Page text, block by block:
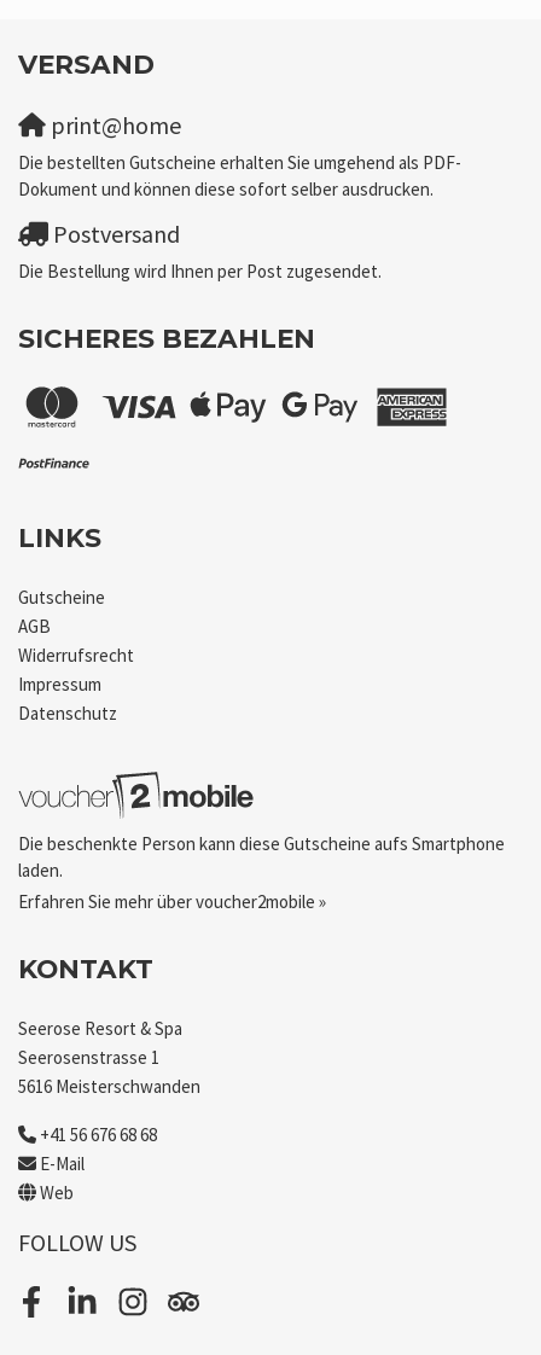
VERSAND
print@home
Die bestellten Gutscheine erhalten Sie umgehend als PDF-
Dokument und können diese sofort selber ausdrucken.
Postversand
Die Bestellung wird Ihnen per Post zugesendet.
SICHERES BEZAHLEN
LINKS
Gutscheine
AGB
Widerrufsrecht
Impressum
Datenschutz
Die beschenkte Person kann diese Gutscheine aufs Smartphone
laden.
Erfahren Sie mehr über voucher2mobile »
KONTAKT
Seerose Resort & Spa
Seerosenstrasse 1
5616 Meisterschwanden
+41 56 676 68 68
E-Mail
Web
FOLLOW US
FacebookLinkedInInstagramTripadvisor